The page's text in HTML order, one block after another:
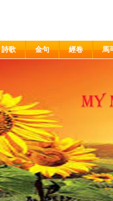
詩歌 金句 經卷 馬